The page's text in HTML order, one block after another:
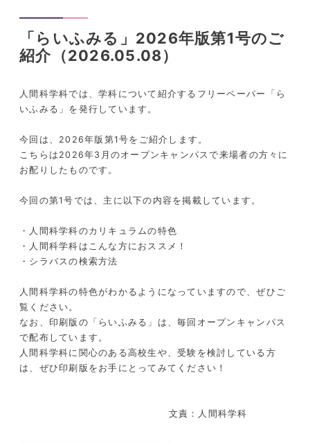
「らいふみる」2026年版第1号のご
紹介（2026.05.08）
人間科学科では、学科について紹介するフリーペーパー「ら
いふみる」を発行しています。
今回は、2026年版第1号をご紹介します。
こちらは2026年3月のオープンキャンパスで来場者の方々に
お配りしたものです。
今回の第1号では、主に以下の内容を掲載しています。
・人間科学科のカリキュラムの特色
・人間科学科はこんな方におススメ！
・シラバスの検索方法
人間科学科の特色がわかるようになっていますので、ぜひご
覧ください。
なお、印刷版の「らいふみる」は、毎回オープンキャンパス
で配布しています。
人間科学科に関心のある高校生や、受験を検討している方
は、ぜひ印刷版をお手にとってみてください！
文責：人間科学科